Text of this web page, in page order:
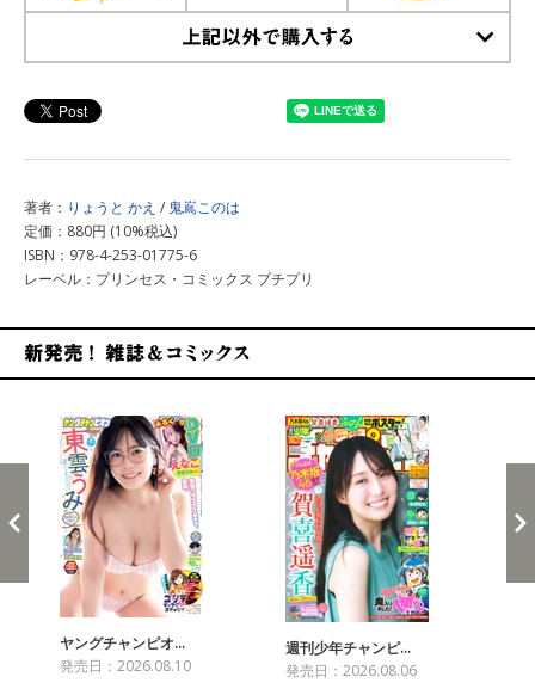
著者： りょうと かえ /鬼嶌このは
定価：880円 (10%税込)
ISBN：978-4-253-01775-6
レーベル：プリンセス・コミックス プチプリ
ヤングチャンピオ…
発売日：2026.08.10
週刊少年チャンピ…
発売日：2026.08.06